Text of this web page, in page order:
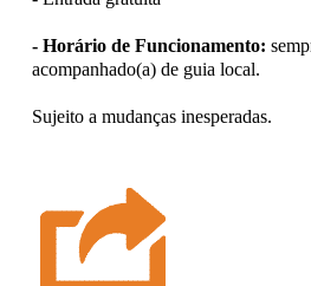
- Horário de Funcionamento:
acompanhado(a) de guia local.
Sujeito a mudanças inesperadas.